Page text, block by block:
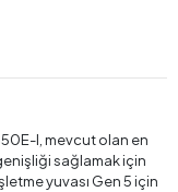
I, mevcut olan en
genişliği sağlamak için
yuvası Gen 5 için